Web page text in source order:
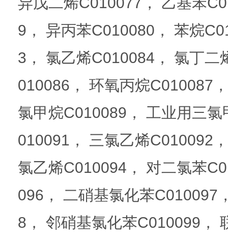
9， 异丙苯C010080， 苯烷
3， 氯乙烯C010084， 氯丁二
010086， 环氧丙烷C010087
氯甲烷C010089， 工业用三
010091， 三氯乙烯C010092
氯乙烯C010094， 对二氯苯
096， 二硝基氯化苯C010097
8， 邻硝基氯化苯C010099，